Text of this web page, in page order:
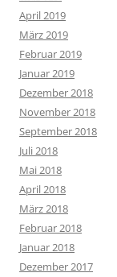
April 2019
März 2019
Februar 2019
Januar 2019
Dezember 2018
November 2018
September 2018
Juli 2018
Mai 2018
April 2018
März 2018
Februar 2018
Januar 2018
Dezember 2017